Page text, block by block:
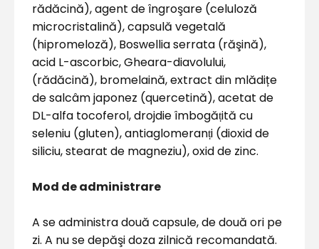
rădăcină), agent de îngroşare (celuloză
microcristalină), capsulă vegetală
(hipromeloză), Boswellia serrata (răşină),
acid L-ascorbic, Gheara-diavolului,
(rădăcină), bromelaină, extract din mlădițe
de salcâm japonez (quercetină), acetat de
DL-alfa tocoferol, drojdie îmbogăṭită cu
seleniu (gluten), antiaglomeranṭi (dioxid de
siliciu, stearat de magneziu), oxid de zinc.
Mod de administrare
A se administra două capsule, de două ori pe
zi. A nu se depăşi doza zilnică recomandată.